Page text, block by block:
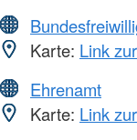
Karte: Link
Ehrenamt
Karte: Link